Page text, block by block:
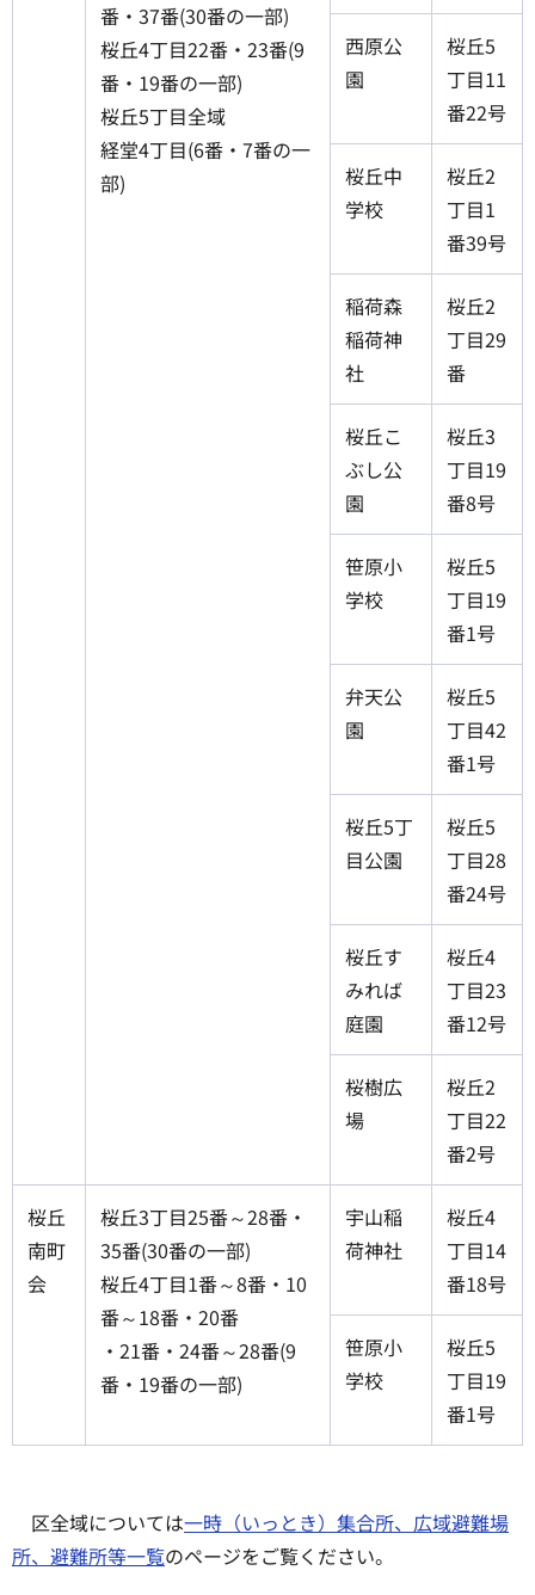
番・37番(30番の一部)
桜丘4丁目22番・23番(9
番・19番の一部)
桜丘5丁目全域
経堂4丁目(6番・7番の一
部)
西原公
園
桜丘5
丁目11
番22号
桜丘中
学校
桜丘2
丁目1
番39号
稲荷森
稲荷神
社
桜丘2
丁目29
番
桜丘こ
ぶし公
園
桜丘3
丁目19
番8号
笹原小
学校
桜丘5
丁目19
番1号
弁天公
園
桜丘5
丁目42
番1号
桜丘5丁
目公園
桜丘5
丁目28
番24号
桜丘す
みれば
庭園
桜丘4
丁目23
番12号
桜樹広
場
桜丘2
丁目22
番2号
桜丘
南町
会
桜丘3丁目25番～28番・
35番(30番の一部)
桜丘4丁目1番～8番・10
番～18番・20番
・21番・24番～28番(9
番・19番の一部)
宇山稲
荷神社
桜丘4
丁目14
番18号
笹原小
学校
桜丘5
丁目19
番1号
区全域については一時（いっとき）集合所、広域避難場
所、避難所等一覧のページをご覧ください。